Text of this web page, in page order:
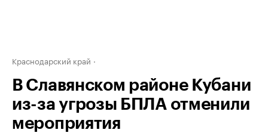
Краснодарский край
В Славянском районе Кубани
из-за угрозы БПЛА отменили
мероприятия